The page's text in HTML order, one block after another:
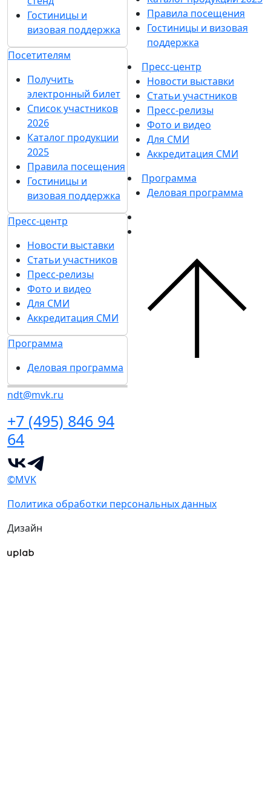
Гостиницы и
визовая поддержка
Посетителям
Получить
электронный билет
Список участников
2026
Каталог продукции
2025
Правила посещения
Гостиницы и
визовая поддержка
Пресс-центр
Новости выставки
Статьи участников
Пресс-релизы
Фото и видео
Для СМИ
Аккредитация СМИ
Программа
Деловая программа
ndt@mvk.ru
+7 (495) 846 94
64
Правила посещения
Гостиницы и визовая
поддержка
Пресс-центр
Новости выставки
Статьи участников
Пресс-релизы
Фото и видео
Для СМИ
Аккредитация СМИ
Программа
Деловая программа
©MVK
Политика обработки персональных данных
Дизайн